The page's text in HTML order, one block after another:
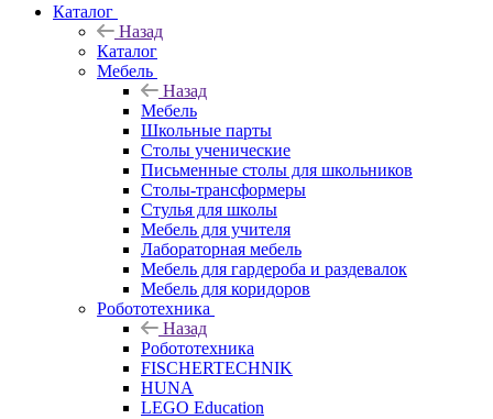
Каталог
Назад
Каталог
Мебель
Назад
Мебель
Школьные парты
Столы ученические
Письменные столы для школьников
Столы-трансформеры
Стулья для школы
Мебель для учителя
Лабораторная мебель
Мебель для гардероба и раздевалок
Мебель для коридоров
Робототехника
Назад
Робототехника
FISCHERTECHNIK
HUNA
LEGO Education